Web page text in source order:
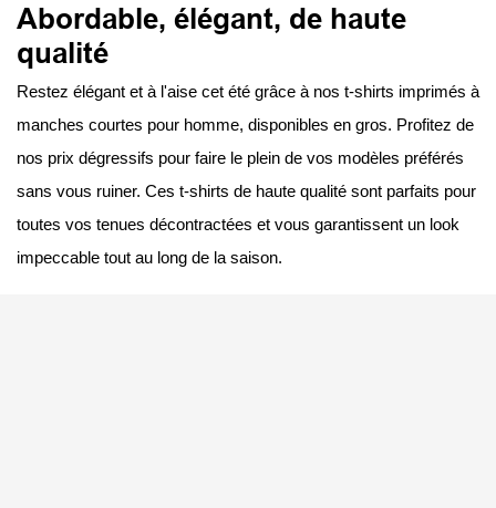
Abordable, élégant, de haute
qualité
Restez élégant et à l'aise cet été grâce à nos t-shirts imprimés à
manches courtes pour homme, disponibles en gros. Profitez de
nos prix dégressifs pour faire le plein de vos modèles préférés
sans vous ruiner. Ces t-shirts de haute qualité sont parfaits pour
toutes vos tenues décontractées et vous garantissent un look
impeccable tout au long de la saison.